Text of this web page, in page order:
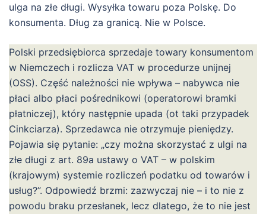
ulga na złe długi. Wysyłka towaru poza Polskę. Do
konsumenta. Dług za granicą. Nie w Polsce.
Polski przedsiębiorca sprzedaje towary konsumentom
w Niemczech i rozlicza VAT w procedurze unijnej
(OSS). Część należności nie wpływa – nabywca nie
płaci albo płaci pośrednikowi (operatorowi bramki
płatniczej), który następnie upada (ot taki przypadek
Cinkciarza). Sprzedawca nie otrzymuje pieniędzy.
Pojawia się pytanie: „czy można skorzystać z ulgi na
złe długi z art. 89a ustawy o VAT – w polskim
(krajowym) systemie rozliczeń podatku od towarów i
usług?”. Odpowiedź brzmi: zazwyczaj nie – i to nie z
powodu braku przesłanek, lecz dlatego, że to nie jest